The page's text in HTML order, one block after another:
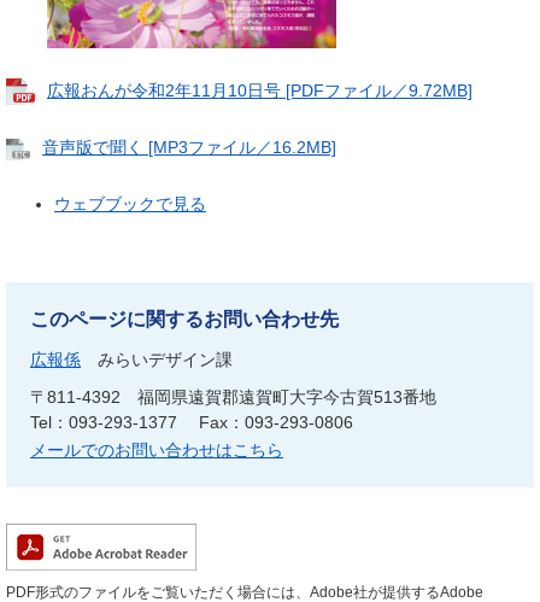
広報おんが令和2年11月10日号 [PDFファイル／9.72MB]
音声版で聞く [MP3ファイル／16.2MB]
ウェブブックで見る
このページに関するお問い合わせ先
広報係
みらいデザイン課
〒811-4392
福岡県遠賀郡遠賀町大字今古賀513番地
Tel：093-293-1377
Fax：093-293-0806
メールでのお問い合わせはこちら
PDF形式のファイルをご覧いただく場合には、Adobe社が提供するAdobe